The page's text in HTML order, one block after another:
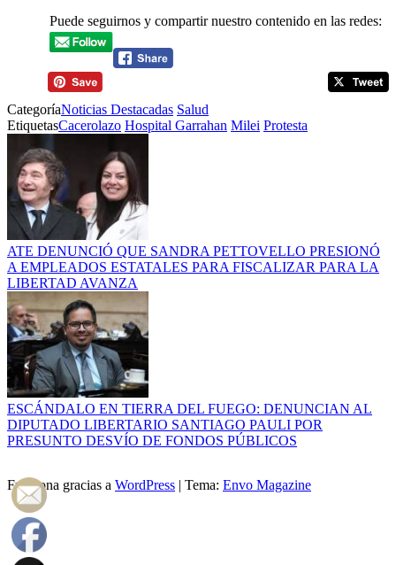
Puede seguirnos y compartir nuestro contenido en las redes:
CategoríaNoticias Destacadas Salud
EtiquetasCacerolazo Hospital Garrahan Milei Protesta
ATE DENUNCIÓ QUE SANDRA PETTOVELLO PRESIONÓ
A EMPLEADOS ESTATALES PARA FISCALIZAR PARA LA
LIBERTAD AVANZA
ESCÁNDALO EN TIERRA DEL FUEGO: DENUNCIAN AL
DIPUTADO LIBERTARIO SANTIAGO PAULI POR
PRESUNTO DESVÍO DE FONDOS PÚBLICOS
Funciona gracias a WordPress | Tema: Envo Magazine